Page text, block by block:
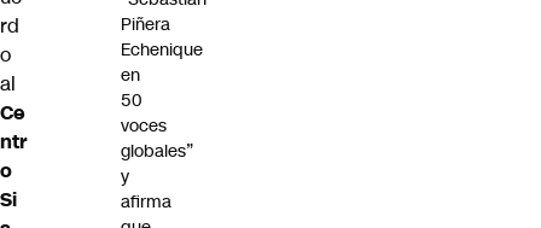
rd
o
al
Ce
ntr
o
Si
Piñera
Echenique
en
50
voces
globales”
y
afirma